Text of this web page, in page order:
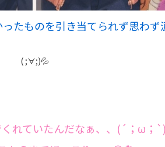
たものを引き当てられず思わず
( ;∀;)💦
れていたんだなぁ、、(´；ω；